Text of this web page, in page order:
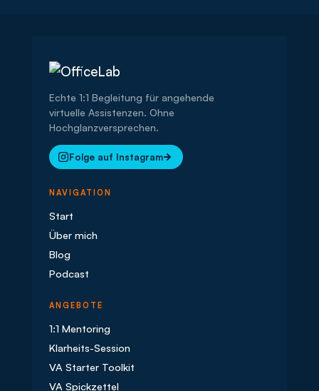
Echte 1:1 Begleitung für angehende
virtuelle Assistenzen. Ohne
Hochglanzversprechen.
Folge auf Instagram
NAVIGATION
Start
Über mich
Blog
Podcast
ANGEBOTE
1:1 Mentoring
Klarheits-Session
VA Starter Toolkit
VA Spickzettel